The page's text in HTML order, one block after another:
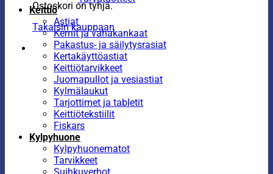
Ostoskori on tyhjä.
Takaisin kauppaan
Keittiö
Astiat
Kernit ja vahakankaat
Pakastus- ja säilytysrasiat
Kertakäyttöastiat
Keittiötarvikkeet
Juomapullot ja vesiastiat
Kylmälaukut
Tarjottimet ja tabletit
Keittiötekstiilit
Fiskars
Kylpyhuone
Kylpyhuonematot
Tarvikkeet